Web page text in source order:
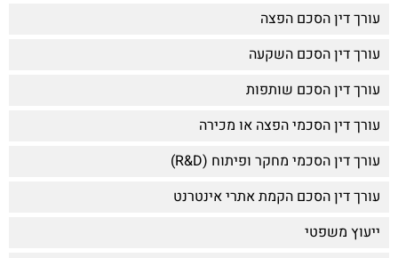
עורך דין הסכם הפצה
עורך דין הסכם השקעה
עורך דין הסכם שותפות
עורך דין הסכמי הפצה או מכירה
עורך דין הסכמי מחקר ופיתוח (R&D)
עורך דין הסכם הקמת אתרי אינטרנט
ייעוץ משפטי